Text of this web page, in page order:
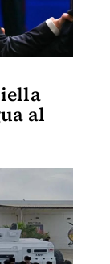
al